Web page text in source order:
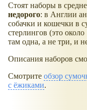
Стоят наборы в
недорого: в Англии
собачки и кошечки в
стерлингов (это
там одна, а не три, и
Описания наборов
Смотрите обзор
с ёжиками.